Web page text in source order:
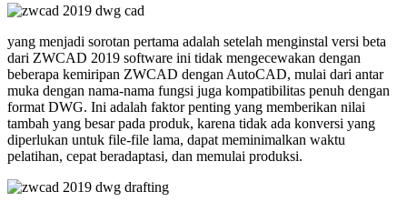
yang menjadi sorotan pertama adalah setelah menginstal versi beta
dari ZWCAD 2019 software ini tidak mengecewakan dengan
beberapa kemiripan ZWCAD dengan AutoCAD, mulai dari antar
muka dengan nama-nama fungsi juga kompatibilitas penuh dengan
format DWG. Ini adalah faktor penting yang memberikan nilai
tambah yang besar pada produk, karena tidak ada konversi yang
diperlukan untuk file-file lama, dapat meminimalkan waktu
pelatihan, cepat beradaptasi, dan memulai produksi.